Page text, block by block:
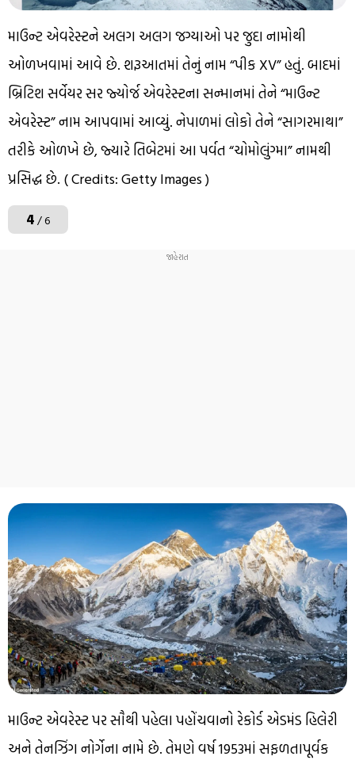
માઉન્ટ એવરેસ્ટને અલગ અલગ જગ્યાઓ પર જુદા નામોથી
ઓળખવામાં આવે છે. શરૂઆતમાં તેનું નામ “પીક XV” હતું. બાદમાં
બ્રિટિશ સર્વેયર સર જ્યોર્જ એવરેસ્ટના સન્માનમાં તેને “માઉન્ટ
એવરેસ્ટ” નામ આપવામાં આવ્યું. નેપાળમાં લોકો તેને “સાગરમાથા”
તરીકે ઓળખે છે, જ્યારે તિબેટમાં આ પર્વત “ચોમોલુંગ્મા” નામથી
પ્રસિદ્ધ છે. ( Credits: Getty Images )
4/ 6
માઉન્ટ એવરેસ્ટ પર સૌથી પહેલા પહોંચવાનો રેકોર્ડ એડમંડ હિલેરી
અને તેનઝિંગ નોર્ગેના નામે છે. તેમણે વર્ષ 1953માં સફળતાપૂર્વક